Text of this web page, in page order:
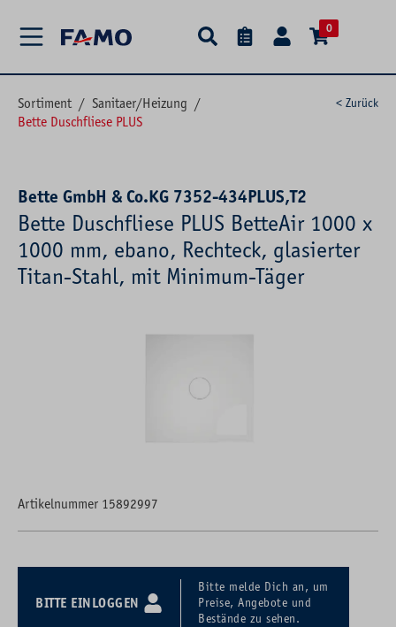
0
Sortiment / Sanitaer/Heizung /
Bette Duschfliese PLUS
< Zurück
Bette GmbH & Co.KG 7352-434PLUS,T2
Bette Duschfliese PLUS BetteAir 1000 x
1000 mm, ebano, Rechteck, glasierter
Titan-Stahl, mit Minimum-Täger
Artikelnummer 15892997
BITTE EINLOGGEN
Bitte melde Dich an, um
Preise, Angebote und
Bestände zu sehen.